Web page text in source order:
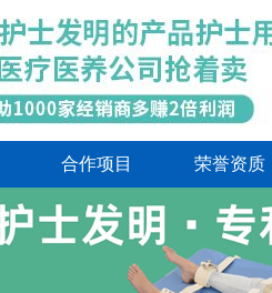
合作项目 荣誉资质